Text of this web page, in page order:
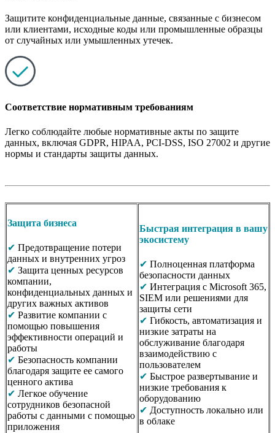
Защитите конфиденциальные данные, связанные с бизнесом
или клиентами, исходные коды или промышленные образцы
от случайных или умышленных утечек.
Соответствие нормативным требованиям
Легко соблюдайте любые нормативные акты по защите
данных, включая GDPR, HIPAA, PCI‑DSS, ISO 27002 и другие
нормы и стандарты защиты данных.
Защита бизнеса
✔ Предотвращение потери
данных и внутренних угроз
✔ Защита ценных ресурсов
компании,
конфиденциальных данных и
других важных активов
✔ Развитие компании с
помощью повышения
эффективности операций и
работы
✔ Безопасность компании
благодаря защите ее самого
ценного актива
✔ Легкое обучение
сотрудников безопасной
работы с данными с помощью
приложения
Быстрая интеграция в вашу
экосистему
✔ Полноценная платформа
безопасности данных
✔ Интеграция с Microsoft 365,
SIEM или решениями для
защиты сети
✔ Гибкость, автоматизация и
низкие затраты на
обслуживание благодаря
взаимодействию с
пользователем
✔ Быстрое развертывание и
низкие требования к
оборудованию
✔ Доступность локально или
в облаке